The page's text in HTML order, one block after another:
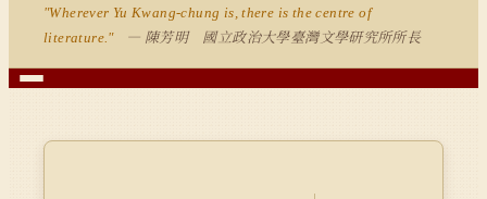
"Wherever Yu Kwang-chung is, there is the centre of
literature."
— 陳芳明 國立政治大學臺灣文學研究所所長